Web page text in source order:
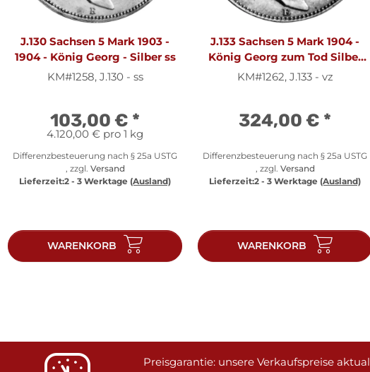
J.130 Sachsen 5 Mark 1903 -
1904 - König Georg - Silber ss
KM#1258, J.130 - ss
103,00 € *
4.120,00 € pro 1 kg
Differenzbesteuerung nach § 25a USTG
, zzgl. Versand
Lieferzeit:2 - 3 Werktage (Ausland)
WARENKORB
J.133 Sachsen 5 Mark 1904 -
König Georg zum Tod Silber
vz
KM#1262, J.133 - vz
324,00 € *
Differenzbesteuerung nach § 25a USTG
, zzgl. Versand
Lieferzeit:2 - 3 Werktage (Ausland)
WARENKORB
Preisgarantie: unsere Verkaufspreise